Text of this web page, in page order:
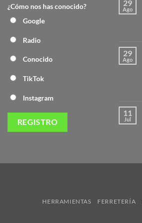
¿Cómo nos has conocido?
Google
Radio
Conocido
TikTok
Instagram
29
Ago
29
Ago
11
Jul
HERRAMIENTAS FERRETERÍA